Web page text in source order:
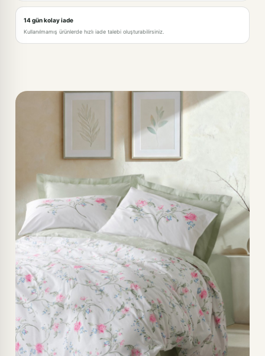
14 gün kolay iade
Kullanılmamış ürünlerde hızlı iade talebi oluşturabilirsiniz.